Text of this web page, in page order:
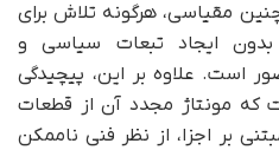
مقیاسی، هرگونه تلاش برای
بدون ایجاد تبعات سیاسی و
است. علاوه بر این، پیچیدگی
که مونتاژ مجدد آن از قطعات
بر اجزا، از نظر فنی ناممکن